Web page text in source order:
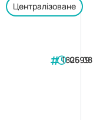
Централізоване
182599